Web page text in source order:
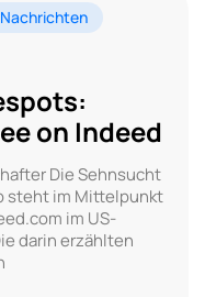
Nachrichten
on Indeed
Die Sehnsucht
steht im Mittelpunkt
im US-
darin erzählten